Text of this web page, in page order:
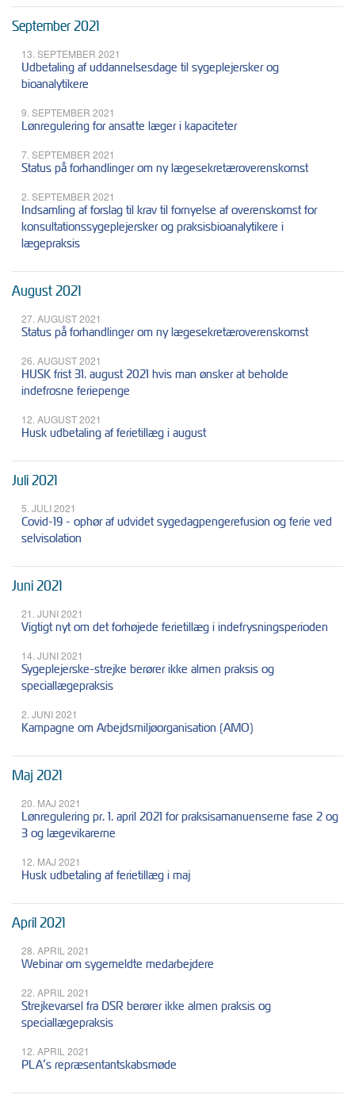
September 2021
13. SEPTEMBER 2021
Udbetaling af uddannelsesdage til sygeplejersker og
bioanalytikere
9. SEPTEMBER 2021
Lønregulering for ansatte læger i kapaciteter
7. SEPTEMBER 2021
Status på forhandlinger om ny lægesekretæroverenskomst
2. SEPTEMBER 2021
Indsamling af forslag til krav til fornyelse af overenskomst for
konsultationssygeplejersker og praksisbioanalytikere i
lægepraksis
August 2021
27. AUGUST 2021
Status på forhandlinger om ny lægesekretæroverenskomst
26. AUGUST 2021
HUSK frist 31. august 2021 hvis man ønsker at beholde
indefrosne feriepenge
12. AUGUST 2021
Husk udbetaling af ferietillæg i august
Juli 2021
5. JULI 2021
Covid-19 - ophør af udvidet sygedagpengerefusion og ferie ved
selvisolation
Juni 2021
21. JUNI 2021
Vigtigt nyt om det forhøjede ferietillæg i indefrysningsperioden
14. JUNI 2021
Sygeplejerske-strejke berører ikke almen praksis og
speciallægepraksis
2. JUNI 2021
Kampagne om Arbejdsmiljøorganisation (AMO)
Maj 2021
20. MAJ 2021
Lønregulering pr. 1. april 2021 for praksisamanuenserne fase 2 og
3 og lægevikarerne
12. MAJ 2021
Husk udbetaling af ferietillæg i maj
April 2021
28. APRIL 2021
Webinar om sygemeldte medarbejdere
22. APRIL 2021
Strejkevarsel fra DSR berører ikke almen praksis og
speciallægepraksis
12. APRIL 2021
PLA’s repræsentantskabsmøde